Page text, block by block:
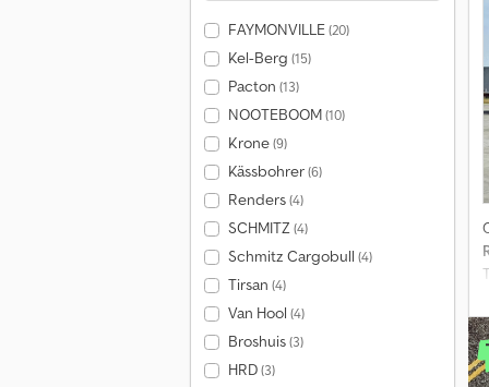
FAYMONVILLE(20)
Kel-Berg (15)
Pacton (13)
NOOTEBOOM(10)
Krone(9)
Kässbohrer(6)
Renders(4)
SCHMITZ(4)
Schmitz Cargobull (4)
Tirsan (4)
Van Hool (4)
Broshuis(3)
HRD(3)